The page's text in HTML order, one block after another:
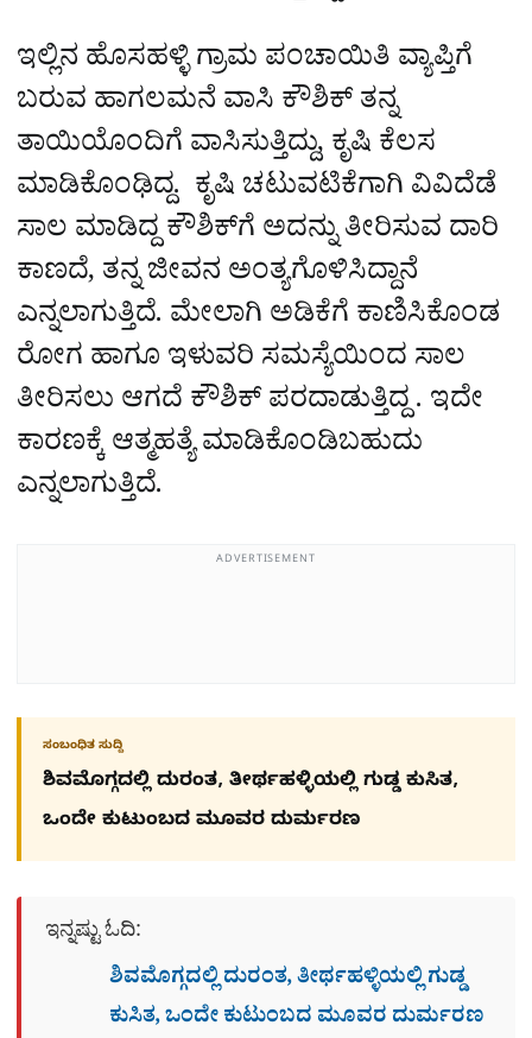
ಇಲ್ಲಿನ ಹೊಸಹಳ್ಳಿ ಗ್ರಾಮ ಪಂಚಾಯಿತಿ ವ್ಯಾಪ್ತಿಗೆ
ಬರುವ ಹಾಗಲಮನೆ ವಾಸಿ ಕೌಶಿಕ್‌ ತನ್ನ
ತಾಯಿಯೊಂದಿಗೆ ವಾಸಿಸುತ್ತಿದ್ದು, ಕೃಷಿ ಕೆಲಸ
ಮಾಡಿಕೊಂಢಿದ್ದ. ಕೃಷಿ ಚಟುವಟಿಕೆಗಾಗಿ ವಿವಿದೆಡೆ
ಸಾಲ ಮಾಡಿದ್ದ ಕೌಶಿಕ್‌ಗೆ ಅದನ್ನು ತೀರಿಸುವ ದಾರಿ
ಕಾಣದೆ, ತನ್ನ ಜೀವನ ಅಂತ್ಯಗೊಳಿಸಿದ್ದಾನೆ
ಎನ್ನಲಾಗುತ್ತಿದೆ. ಮೇಲಾಗಿ ಅಡಿಕೆಗೆ ಕಾಣಿಸಿಕೊಂಡ
ರೋಗ ಹಾಗೂ ಇಳುವರಿ ಸಮಸ್ಯೆಯಿಂದ ಸಾಲ
ತೀರಿಸಲು ಆಗದೆ ಕೌಶಿಕ್‌ ಪರದಾಡುತ್ತಿದ್ದ . ಇದೇ
ಕಾರಣಕ್ಕೆ ಆತ್ಮಹತ್ಯೆ ಮಾಡಿಕೊಂಡಿಬಹುದು
ಎನ್ನಲಾಗುತ್ತಿದೆ.
ADVERTISEMENT
ಸಂಬಂಧಿತ ಸುದ್ದಿ
ಶಿವಮೊಗ್ಗದಲ್ಲಿ ದುರಂತ, ತೀರ್ಥಹಳ್ಳಿಯಲ್ಲಿ ಗುಡ್ಡ ಕುಸಿತ,
ಒಂದೇ ಕುಟುಂಬದ ಮೂವರ ದುರ್ಮರಣ
ಇನ್ನಷ್ಟು ಓದಿ:
ಶಿವಮೊಗ್ಗದಲ್ಲಿ ದುರಂತ, ತೀರ್ಥಹಳ್ಳಿಯಲ್ಲಿ ಗುಡ್ಡ
ಕುಸಿತ, ಒಂದೇ ಕುಟುಂಬದ ಮೂವರ ದುರ್ಮರಣ